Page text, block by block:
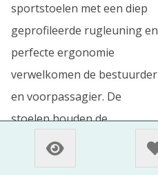
sportstoelen met een diep
geprofileerde rugleuning en
perfecte ergonomie
verwelkomen de bestuurder
en voorpassagier. De
stoelen houden de
inzittenden perfect op hun